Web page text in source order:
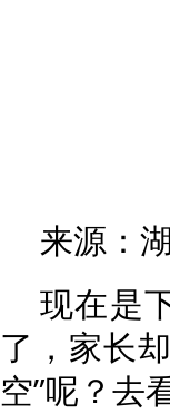
来源：
现在是
了，家长
空”呢？去